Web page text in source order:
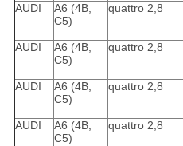
AUDI
A6 (4B,
C5)
quattro 2,8
AUDI
A6 (4B,
C5)
quattro 2,8
AUDI
A6 (4B,
C5)
quattro 2,8
AUDI
A6 (4B,
C5)
quattro 2,8